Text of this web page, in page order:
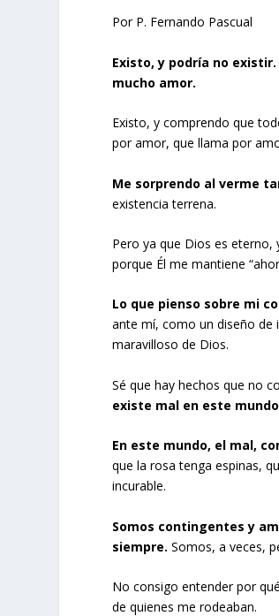
Por P. Fernando Pascual
Existo, y podría no
mucho amor.
Existo, y comprendo que
por amor, que llama por
Me sorprendo al verme
existencia terrena.
Pero ya que Dios es eterno,
porque Él me mantiene
Lo que pienso sobre mi
ante mí, como un diseño de
maravilloso de Dios.
Sé que hay hechos que no
existe mal en este
En este mundo, el mal,
que la rosa tenga espinas,
incurable.
Somos contingentes y
siempre. Somos, a veces,
No consigo entender por
de quienes me rodeaban.